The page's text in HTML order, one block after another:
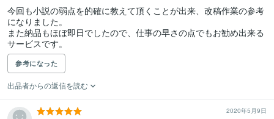
今回も小説の弱点を的確に教えて頂くことが出来、改稿作業の参考
になりました。
また納品もほぼ即日でしたので、仕事の早さの点でもお勧め出来る
サービスです。
参考になった
出品者からの返信を読む
2020年5月9日